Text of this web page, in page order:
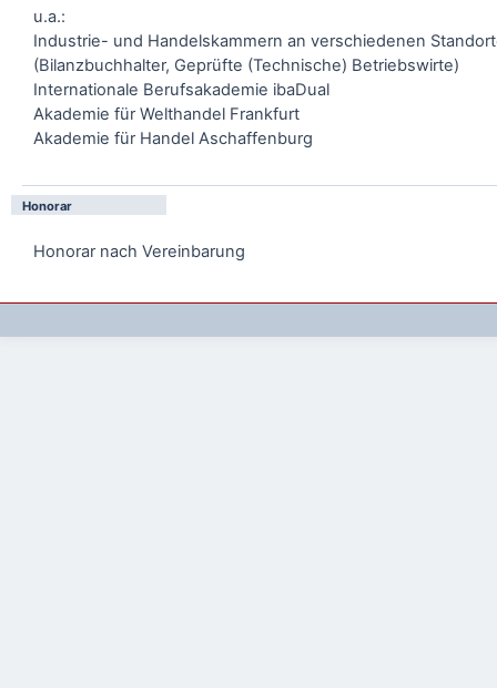
u.a.:
Industrie- und Handelskammern an verschiedenen
(Bilanzbuchhalter, Geprüfte (Technische) Betriebswirte)
Internationale Berufsakademie ibaDual
Akademie für Welthandel Frankfurt
Akademie für Handel Aschaffenburg
Honorar
Honorar nach Vereinbarung